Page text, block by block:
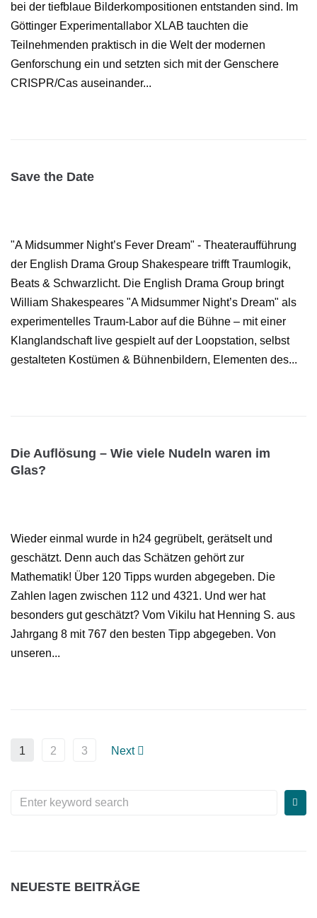
bei der tiefblaue Bilderkompositionen entstanden sind. Im
Göttinger Experimentallabor XLAB tauchten die
Teilnehmenden praktisch in die Welt der modernen
Genforschung ein und setzten sich mit der Genschere
CRISPR/Cas auseinander...
Save the Date
"A Midsummer Night’s Fever Dream" - Theateraufführung
der English Drama Group Shakespeare trifft Traumlogik,
Beats & Schwarzlicht. Die English Drama Group bringt
William Shakespeares "A Midsummer Night’s Dream" als
experimentelles Traum-Labor auf die Bühne – mit einer
Klanglandschaft live gespielt auf der Loopstation, selbst
gestalteten Kostümen & Bühnenbildern, Elementen des...
Die Auflösung – Wie viele Nudeln waren im
Glas?
Wieder einmal wurde in h24 gegrübelt, gerätselt und
geschätzt. Denn auch das Schätzen gehört zur
Mathematik! Über 120 Tipps wurden abgegeben. Die
Zahlen lagen zwischen 112 und 4321. Und wer hat
besonders gut geschätzt? Vom Vikilu hat Henning S. aus
Jahrgang 8 mit 767 den besten Tipp abgegeben. Von
unseren...
1 2 3 Next
NEUESTE BEITRÄGE